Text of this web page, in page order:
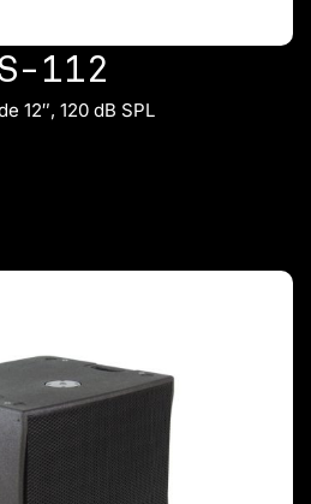
112
12″, 120 dB SPL